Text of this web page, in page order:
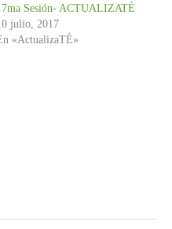
Sesión- ACTUALIZATÉ
julio, 2017
«ActualizaTÉ»